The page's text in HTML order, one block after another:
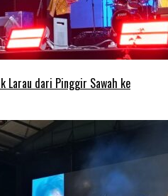
Larau dari Pinggir Sawah ke